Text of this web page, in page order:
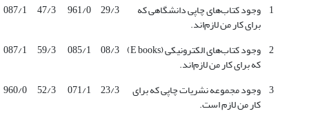
1 وجود کتاب‌های چاپی دانشگاهی که
برای کار من لازم‌اند.
29/3
961/0
47/3
087/1
2 وجود کتاب‌های الکترونیکی (E books)
که برای کار من لازم‌اند.
08/3
085/1
59/3
087/1
3 وجود مجموعه نشریات چاپی که برای
کار من لازم است.
23/3
071/1
52/3
960/0